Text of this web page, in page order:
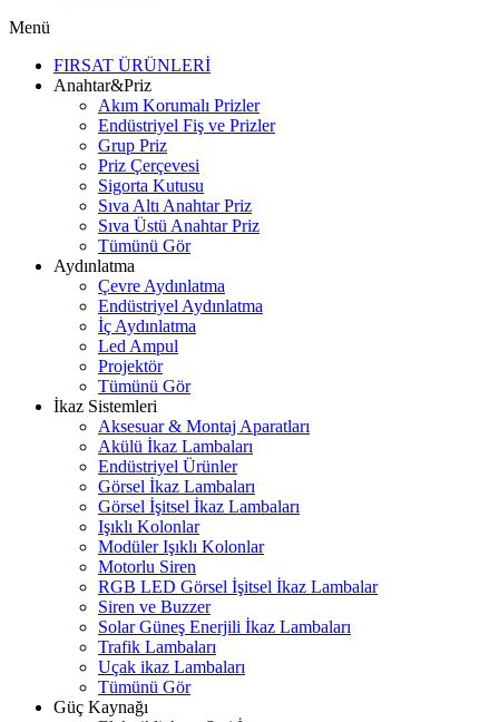
Menü
FIRSAT ÜRÜNLERİ
Anahtar&Priz
Akım Korumalı Prizler
Endüstriyel Fiş ve Prizler
Grup Priz
Priz Çerçevesi
Sigorta Kutusu
Sıva Altı Anahtar Priz
Sıva Üstü Anahtar Priz
Tümünü Gör
Aydınlatma
Çevre Aydınlatma
Endüstriyel Aydınlatma
İç Aydınlatma
Led Ampul
Projektör
Tümünü Gör
İkaz Sistemleri
Aksesuar & Montaj Aparatları
Akülü İkaz Lambaları
Endüstriyel Ürünler
Görsel İkaz Lambaları
Görsel İşitsel İkaz Lambaları
Işıklı Kolonlar
Modüler Işıklı Kolonlar
Motorlu Siren
RGB LED Görsel İşitsel İkaz Lambalar
Siren ve Buzzer
Solar Güneş Enerjili İkaz Lambaları
Trafik Lambaları
Uçak ikaz Lambaları
Tümünü Gör
Güç Kaynağı